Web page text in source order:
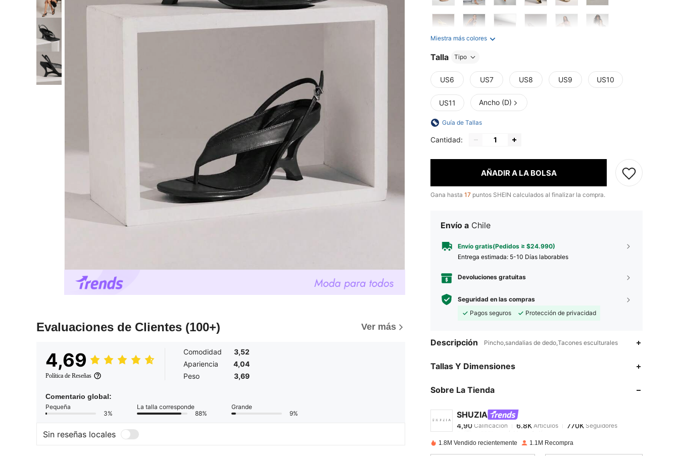
Evaluaciones de Clientes (100+) Ver más
4,69
Política de Reseñas
Comodidad
3,52
Apariencia
4,04
Peso
3,69
Comentario global:
Pequeña
3%
La talla corresponde
88%
Grande
9%
Sin reseñas locales
Miestra más colores
Talla Tipo
US6 US7 US8 US9 US10
US11 Ancho (D)
Guía de Tallas
Cantidad:
AÑADIR A LA BOLSA
Gana hasta 17 puntos SHEIN calculados al finalizar la compra.
Envío a Chile
Envío gratis(Pedidos ≥ $24.990)
Entrega estimada: 5-10 Días laborables
Devoluciones gratuitas
Seguridad en las compras
Pagos seguros
Protección de privacidad
Descripción Pincho,sandalias de dedo,Tacones esculturales
Tallas Y Dimensiones
Sobre La Tienda
SHUZIA
4,90
4,90 Calificación 6.8K
m***tpagó Hace 1 día
1.8M Vendido recientemente 1.1M Recompra